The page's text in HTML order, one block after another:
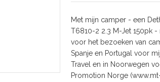
Met mijn camper - een
T6810-2 2.3 M-Jet 150pk
voor het bezoeken van
Spanje en Portugal voor
Travel en in Noorwegen
Promotion Norge